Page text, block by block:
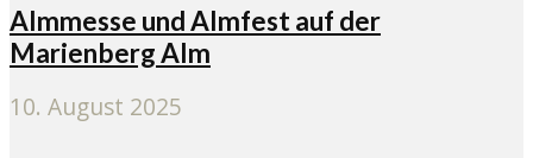
Almmesse und Almfest auf der
Marienberg Alm
10. August 2025